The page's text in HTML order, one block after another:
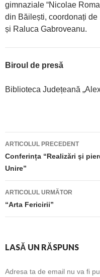
gimnaziale “Nicolae
din Băilești, coordonați
și Raluca Gabroveanu.
Biroul de presă
Biblioteca Județeană
Navigare
articole
ARTICOLUL PRECEDENT
Conferința “Realizări şi
Unire”
ARTICOLUL URMĂTOR
“Arta Fericirii”
LASĂ UN RĂSPUNS
Adresa ta de email nu va fi